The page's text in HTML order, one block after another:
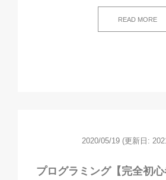
READ MORE
2020/05/19 (更新日:
プログラミング【完全初